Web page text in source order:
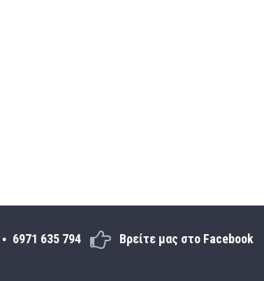
6971 635 794 Βρείτε μας στο Facebook